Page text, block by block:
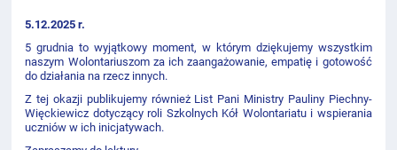
5.12.2025 r.
5 grudnia to wyjątkowy moment, w którym dziękujemy wszystkim
naszym Wolontariuszom za ich zaangażowanie, empatię i gotowość
do działania na rzecz innych.
Z tej okazji publikujemy również List Pani Ministry Pauliny Piechny-
Więckiewicz dotyczący roli Szkolnych Kół Wolontariatu i wspierania
uczniów w ich inicjatywach.